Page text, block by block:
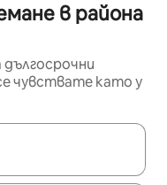
в района
чувствате като у
използвайте